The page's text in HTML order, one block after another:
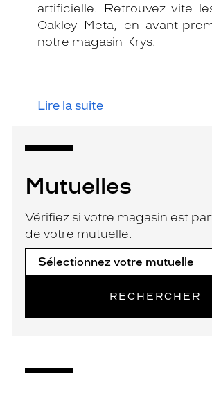
artificielle. Retrouvez vite
Oakley Meta, en avant-
notre magasin Krys.
Lire la suite
Mutuelles
Vérifiez si votre magasin est
de votre mutuelle.
RECHERCHER